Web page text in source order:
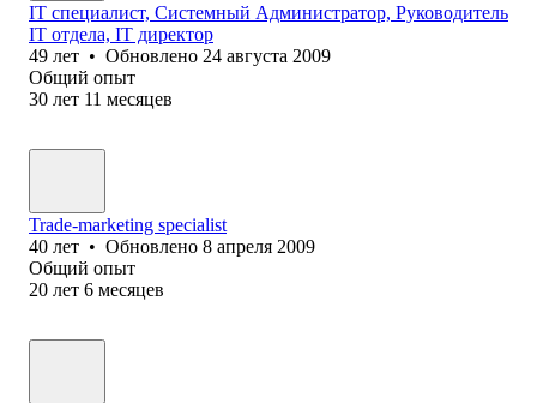
IT специалист, Системный Администратор, Руководитель
IT отдела, IT директор
49 лет • Обновлено 24 августа 2009
Общий опыт
30 лет 11 месяцев
Trade-marketing specialist
40 лет • Обновлено 8 апреля 2009
Общий опыт
20 лет 6 месяцев